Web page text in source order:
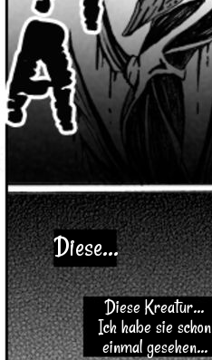
Diese...
Diese Kreatur...
Ich habe sie schon
einmal gesehen...